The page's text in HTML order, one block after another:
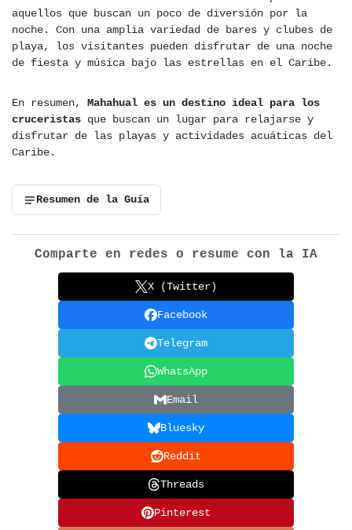
aquellos que buscan un poco de diversión por la
noche. Con una amplia variedad de bares y clubes de
playa, los visitantes pueden disfrutar de una noche
de fiesta y música bajo las estrellas en el Caribe.
En resumen, Mahahual es un destino ideal para los
cruceristas que buscan un lugar para relajarse y
disfrutar de las playas y actividades acuáticas del
Caribe.
Resumen de la Guía
Comparte en redes o resume con la IA
X (Twitter)
Facebook
Telegram
WhatsApp
Email
Bluesky
Reddit
Threads
Pinterest